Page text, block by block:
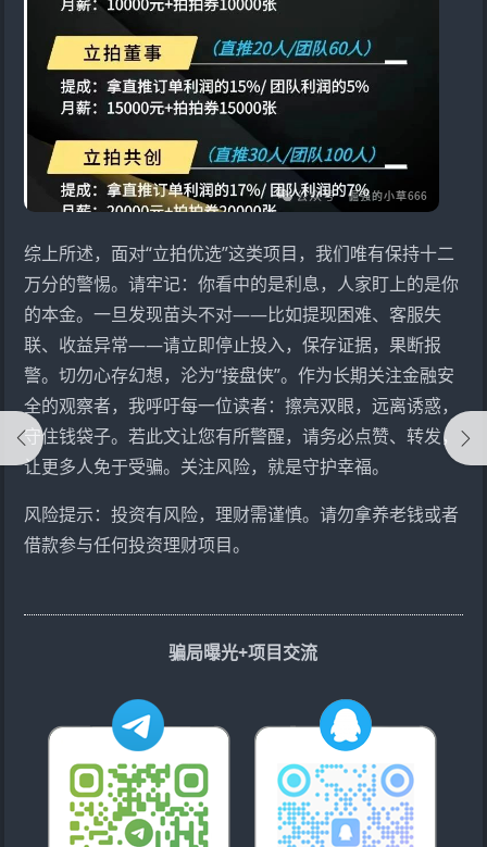
综上所述，面对“立拍优选”这类项目，我们唯有保持十二
万分的警惕。请牢记：你看中的是利息，人家盯上的是你
的本金。一旦发现苗头不对——比如提现困难、客服失
联、收益异常——请立即停止投入，保存证据，果断报
警。切勿心存幻想，沦为“接盘侠”。作为长期关注金融安
全的观察者，我呼吁每一位读者：擦亮双眼，远离诱惑，
守住钱袋子。若此文让您有所警醒，请务必点赞、转发，
让更多人免于受骗。关注风险，就是守护幸福。
风险提示：投资有风险，理财需谨慎。请勿拿养老钱或者
借款参与任何投资理财项目。
骗局曝光+项目交流